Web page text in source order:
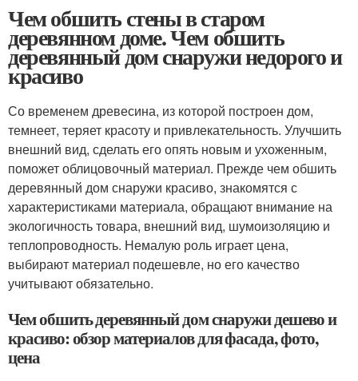
Чем обшить стены в старом
деревянном доме. Чем обшить
деревянный дом снаружи недорого и
красиво
Со временем древесина, из которой построен дом,
темнеет, теряет красоту и привлекательность. Улучшить
внешний вид, сделать его опять новым и ухоженным,
поможет облицовочный материал. Прежде чем обшить
деревянный дом снаружи красиво, знакомятся с
характеристиками материала, обращают внимание на
экологичность товара, внешний вид, шумоизоляцию и
теплопроводность. Немалую роль играет цена,
выбирают материал подешевле, но его качество
учитывают обязательно.
Чем обшить деревянный дом снаружи дешево и
красиво: обзор материалов для фасада, фото,
цена